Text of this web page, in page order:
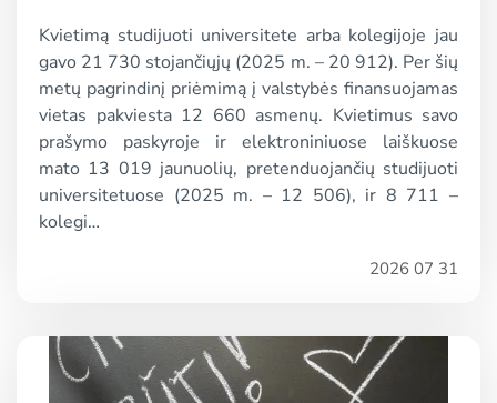
Kvietimą studijuoti universitete arba kolegijoje jau
gavo 21 730 stojančiųjų (2025 m. – 20 912). Per šių
metų pagrindinį priėmimą į valstybės finansuojamas
vietas pakviesta 12 660 asmenų. Kvietimus savo
prašymo paskyroje ir elektroniniuose laiškuose
mato 13 019 jaunuolių, pretenduojančių studijuoti
universitetuose (2025 m. – 12 506), ir 8 711 –
kolegi…
2026 07 31